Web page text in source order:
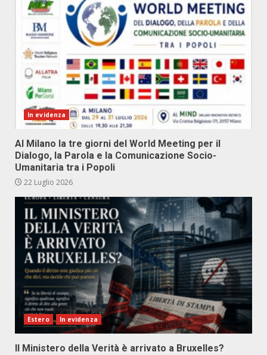
In evidenza
Al Milano la tre giorni del World Meeting per il
Dialogo, la Parola e la Comunicazione Socio-
Umanitaria tra i Popoli
22 Luglio 2026
Estero In evidenza
Il Ministero della Verità è arrivato a Bruxelles?